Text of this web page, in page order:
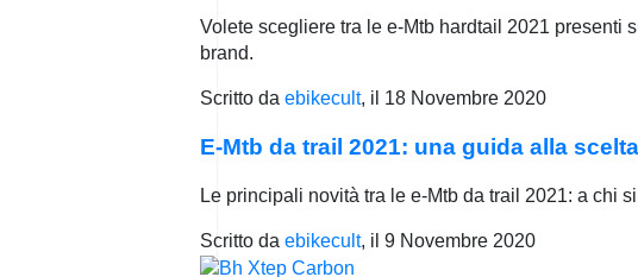
Volete scegliere tra le e-Mtb hardtail 2021 presenti
brand.
Scritto da ebikecult, il 18 Novembre 2020
E-Mtb da trail 2021: una guida alla
Le principali novità tra le e-Mtb da trail 2021: a chi
Scritto da ebikecult, il 9 Novembre 2020